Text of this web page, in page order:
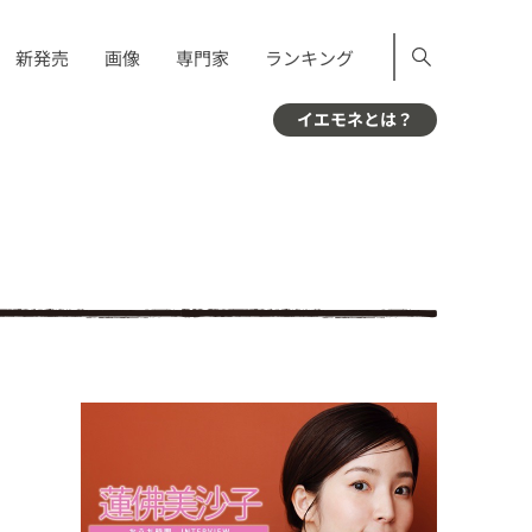
新発売 画像 専門家 ランキング
イエモネとは？